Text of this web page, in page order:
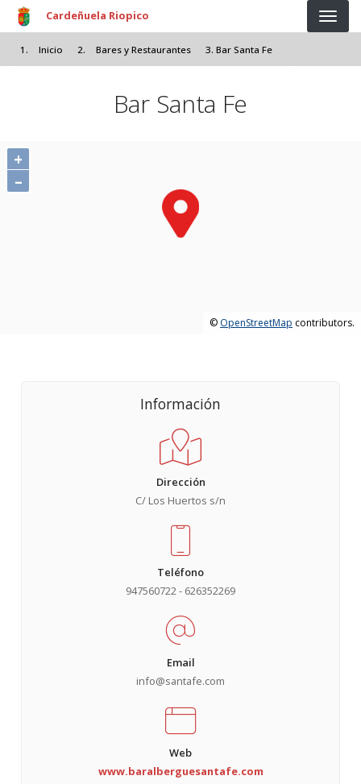
Pasar al contenido principal
Cardeñuela Riopico
Inicio Bares y Restaurantes Bar Santa Fe
Bar Santa Fe
+
–
© OpenStreetMap contributors.
Información
Dirección
C/ Los Huertos s/n
Teléfono
947560722 - 626352269
Email
info@santafe.com
Web
www.baralberguesantafe.com